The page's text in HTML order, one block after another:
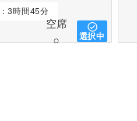
3時間45分
空席
○
選択中